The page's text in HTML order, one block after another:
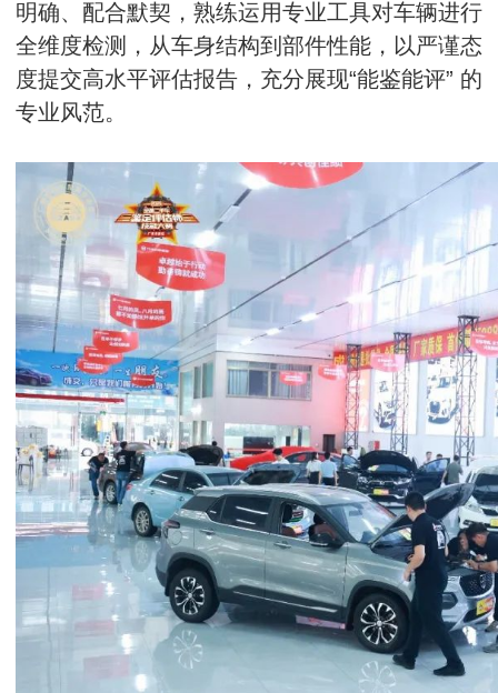
明确、配合默契，熟练运用专业工具对车辆进行
全维度检测，从车身结构到部件性能，以严谨态
度提交高水平评估报告，充分展现“能鉴能评” 的
专业风范。